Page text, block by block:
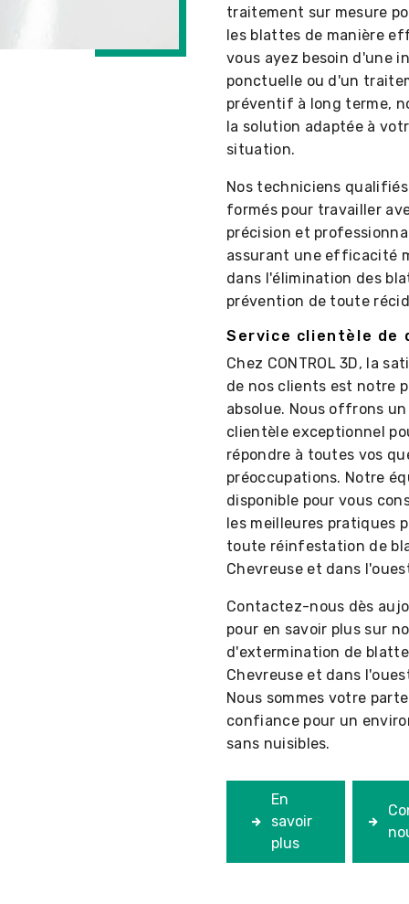
traitement sur mesure
les blattes de manière
vous ayez besoin d'une
ponctuelle ou d'un
préventif à long terme,
la solution adaptée à
situation.
Nos techniciens
formés pour travailler
précision et
assurant une efficacité
dans l'élimination des
prévention de toute
Service clientèle de
Chez CONTROL 3D, la
de nos clients est notre
absolue. Nous offrons
clientèle exceptionnel
répondre à toutes vos
préoccupations. Notre
disponible pour vous
les meilleures pratiques
toute réinfestation de
Chevreuse et dans
Contactez-nous dès
pour en savoir plus sur
d'extermination de
Chevreuse et dans
Nous sommes votre
confiance pour un
sans nuisibles.
En
savoir
plus